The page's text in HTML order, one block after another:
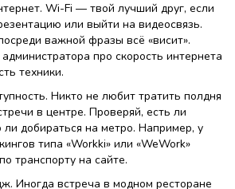
Wi-Fi — твой лучший друг, если
или выйти на видеосвязь.
важной фразы всё «висит».
про скорость интернета
техники.
Никто не любит тратить полдня
в центре. Проверяй, есть ли
ли добираться на метро. Например, у
типа «Workki» или «WeWork»
транспорту на сайте.
Иногда встреча в модном ресторане